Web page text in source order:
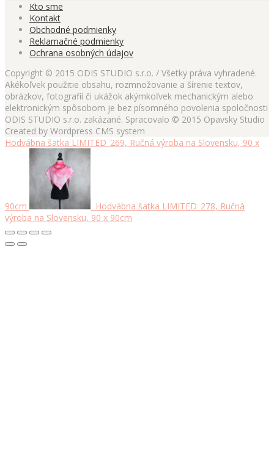
Kto sme
Kontakt
Obchodné podmienky
Reklamačné podmienky
Ochrana osobných údajov
Copyright © 2015 ODIS STUDIO s.r.o. / Všetky práva vyhradené.
Akékoľvek použitie obsahu, rozmnožovanie a šírenie textov,
obrázkov, fotografií či ukážok akýmkoľvek mechanickým alebo
elektronickým spôsobom je bez písomného povolenia spoločnosti
ODIS STUDIO s.r.o. zakázané. Spracovalo © 2015 Opavsky Studio
Created by Wordpress CMS system
Hodvábna šatka LIMITED_269, Ručná výroba na Slovensku, 90 x
90cm
Hodvábna šatka LIMITED_278, Ručná
výroba na Slovensku, 90 x 90cm